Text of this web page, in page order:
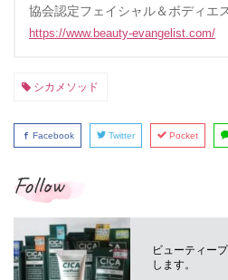
協会認定フェイシャル＆ボディエ
https://www.beauty-evangelist.com/
シカメソッド
Facebook Twitter Pocket
Follow